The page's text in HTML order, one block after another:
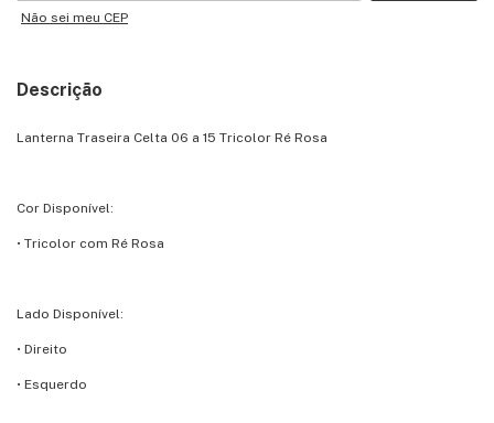
Não sei meu CEP
Descrição
Lanterna Traseira Celta 06 a 15 Tricolor Ré Rosa
Cor Disponível:
• Tricolor com Ré Rosa
Lado Disponível:
• Direito
• Esquerdo